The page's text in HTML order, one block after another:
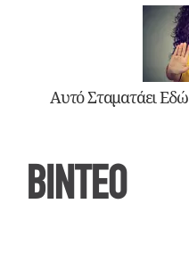
Αυτό Σταματάει Εδώ
ΒΙΝΤΕΟ